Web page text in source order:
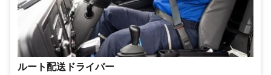
ルート配送ドライバー